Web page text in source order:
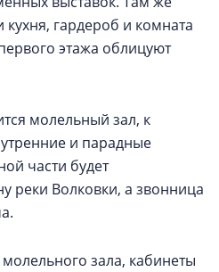
кухня, гардероб и комната
этажа облицуют
молельный зал, к
и парадные
части будет
реки Волковки, а звонница
зала, кабинеты